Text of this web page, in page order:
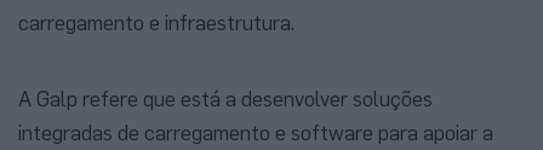
carregamento e infraestrutura.
A Galp refere que está a desenvolver soluções
integradas de carregamento e software para apoiar a